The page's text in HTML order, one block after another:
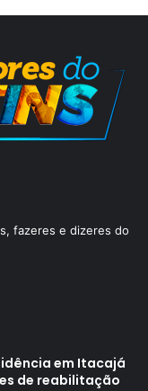
fazeres e dizeres do
em Itacajá
de reabilitação